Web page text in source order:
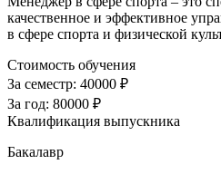
качественное и эффективное
в сфере спорта и физической
Стоимость обучения
За семестр: 40000 ₽
За год: 80000 ₽
Квалификация выпускника
Бакалавр